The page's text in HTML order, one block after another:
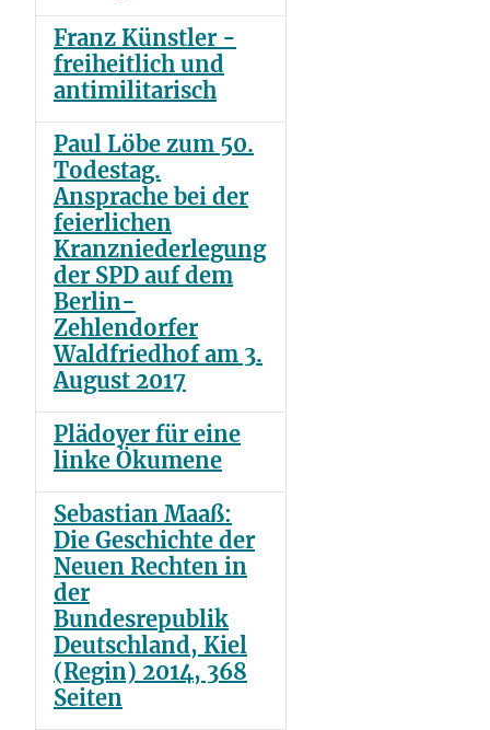
Franz Künstler -
freiheitlich und
antimilitarisch
Paul Löbe zum 50.
Todestag.
Ansprache bei der
feierlichen
Kranzniederlegung
der SPD auf dem
Berlin-
Zehlendorfer
Waldfriedhof am 3.
August 2017
Plädoyer für eine
linke Ökumene
Sebastian Maaß:
Die Geschichte der
Neuen Rechten in
der
Bundesrepublik
Deutschland, Kiel
(Regin) 2014, 368
Seiten